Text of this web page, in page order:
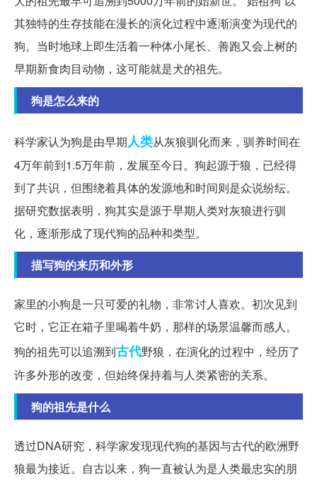
其独特的生存技能在漫长的演化过程中逐渐演变为现代的
狗。当时地球上即生活着一种体小尾长、善跑又会上树的
早期新食肉目动物，这可能就是犬的祖先。
狗是怎么来的
科学家认为狗是由早期人类从灰狼驯化而来，驯养时间在
4万年前到1.5万年前，发展至今日。狗起源于狼，已经得
到了共识，但围绕着具体的发源地和时间则是众说纷纭。
据研究数据表明，狗其实是源于早期人类对灰狼进行驯
化，逐渐形成了现代狗的品种和类型。
描写狗的来历和外形
家里的小狗是一只可爱的礼物，非常讨人喜欢。初次见到
它时，它正在箱子里喝着牛奶，那样的场景温馨而感人。
狗的祖先可以追溯到古代野狼，在演化的过程中，经历了
许多外形的改变，但始终保持着与人类紧密的关系。
狗的祖先是什么
透过DNA研究，科学家发现现代狗的基因与古代的欧洲野
狼最为接近。自古以来，狗一直被认为是人类最忠实的朋